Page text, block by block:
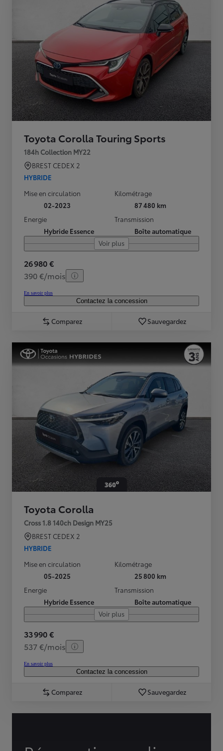
Toyota Corolla Touring Sports
184h Collection MY22
BREST CEDEX 2
HYBRIDE
Mise en circulation
02-2023
Kilométrage
87 480 km
Energie
Hybride Essence
Transmission
Boîte automatique
Voir plus
26 980 €
390 €/mois
En savoir plus
Contactez la concession
Comparez Sauvegardez
Toyota Corolla
Cross 1.8 140ch Design MY25
BREST CEDEX 2
HYBRIDE
Mise en circulation
05-2025
Kilométrage
25 800 km
Energie
Hybride Essence
Transmission
Boîte automatique
Voir plus
33 990 €
537 €/mois
En savoir plus
Contactez la concession
Comparez Sauvegardez